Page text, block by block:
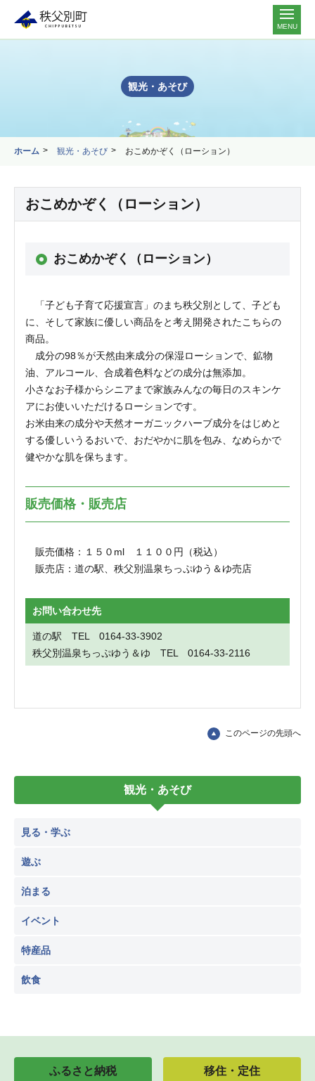
MENU
観光・あそび
ホーム 観光・あそび おこめかぞく（ローション）
おこめかぞく（ローション）
おこめかぞく（ローション）
「子ども子育て応援宣言」のまち秩父別として、子ども
に、そして家族に優しい商品をと考え開発されたこちらの
商品。
成分の98％が天然由来成分の保湿ローションで、鉱物
油、アルコール、合成着色料などの成分は無添加。
小さなお子様からシニアまで家族みんなの毎日のスキンケ
アにお使いいただけるローションです。
お米由来の成分や天然オーガニックハーブ成分をはじめと
する優しいうるおいで、おだやかに肌を包み、なめらかで
健やかな肌を保ちます。
販売価格・販売店
販売価格：１５０ml １１００円（税込）
販売店：道の駅、秩父別温泉ちっぷゆう＆ゆ売店
お問い合わせ先
道の駅 TEL 0164-33-3902
秩父別温泉ちっぷゆう＆ゆ TEL 0164-33-2116
このページの先頭へ
観光・あそび
見る・学ぶ
遊ぶ
泊まる
イベント
特産品
飲食
ふるさと納税 移住・定住